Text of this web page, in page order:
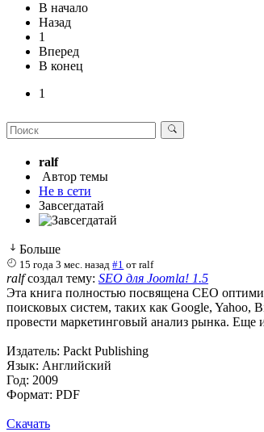
В начало
Назад
1
Вперед
В конец
1
ralf
Автор темы
Не в сети
Завсегдатай
Больше
15 года 3 мес. назад #1 отralf
ralfсоздал тему: SEO для Joomla! 1.5
Эта книга полностью посвящена СЕО
поисковых систем, таких как Google, Yahoo,
провести маркетинговый анализ рынка. Еще
Издатель: Packt Publishing
Язык: Английский
Год: 2009
Формат: PDF
Скачать